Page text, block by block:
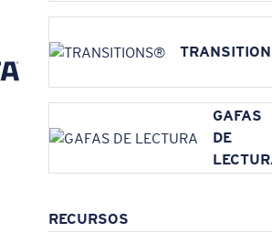
GAFAS
DE
RECURSOS